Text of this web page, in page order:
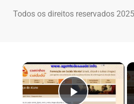
Todos os direitos reservados
×